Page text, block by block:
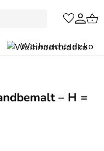
Weihnachtsdeko
– H =